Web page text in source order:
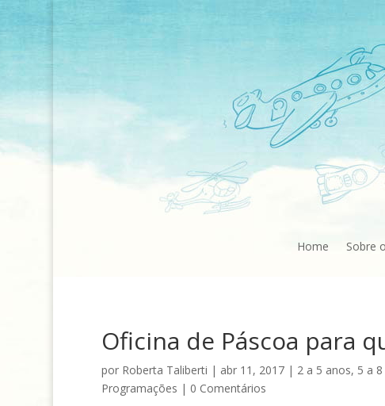
Home Sobre
Oficina de Páscoa para
por Roberta Taliberti | abr 11, 2017| 2 a 5 anos, 5 a
Programações | 0 Comentários